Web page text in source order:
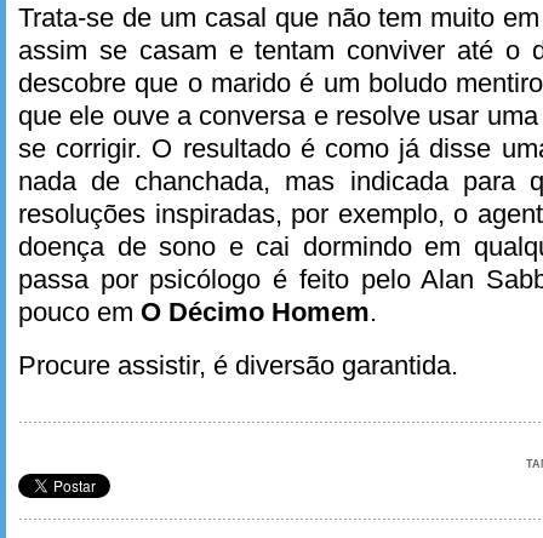
Trata-se de um casal que não tem muito
assim se casam e tentam conviver até o
descobre que o marido é um boludo
que ele ouve a conversa e resolve usar
se corrigir. O resultado é como já disse
nada de chanchada, mas indicada para
resoluções inspiradas, por exemplo, o
doença de sono e cai dormindo em
passa por psicólogo é feito pelo Alan
pouco em O Décimo Homem.
Procure assistir, é diversão garantida.